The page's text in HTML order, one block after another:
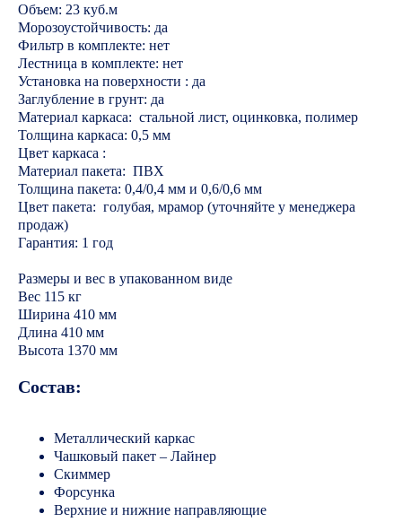
Объем: 23 куб.м
Морозоустойчивость: да
Фильтр в комплекте: нет
Лестница в комплекте: нет
Установка на поверхности : да
Заглубление в грунт: да
Материал каркаса: стальной лист, оцинковка, полимер
Толщина каркаса: 0,5 мм
Цвет каркаса :
Материал пакета: ПВХ
Толщина пакета: 0,4/0,4 мм и 0,6/0,6 мм
Цвет пакета: голубая, мрамор (уточняйте у менеджера
продаж)
Гарантия: 1 год
Размеры и вес в упакованном виде
Вес 115 кг
Ширина 410 мм
Длина 410 мм
Высота 1370 мм
Состав:
Металлический каркас
Чашковый пакет – Лайнер
Скиммер
Форсунка
Верхние и нижние направляющие